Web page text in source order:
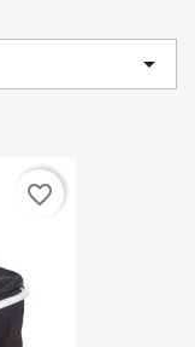

favorite_border